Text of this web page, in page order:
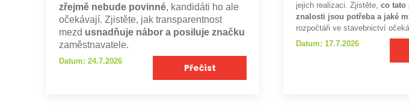
zřejmě nebude povinné, kandidáti ho ale
očekávají. Zjistěte, jak transparentnost
mezd usnadňuje nábor a posiluje značku
zaměstnavatele.
Datum: 24.7.2026
Přečíst
jejich realizaci. Zjistěte,co tato
znalosti jsou potřeba a jaké
rozpočtáři ve stavebnictví
Datum: 17.7.2026